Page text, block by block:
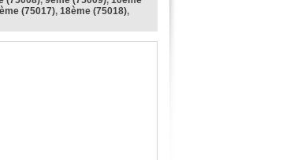
(75017), 18ème (75018),